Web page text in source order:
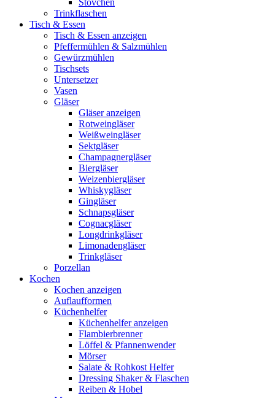
Trinkflaschen
Tisch & Essen
Tisch & Essen anzeigen
Pfeffermühlen & Salzmühlen
Gewürzmühlen
Tischsets
Untersetzer
Vasen
Gläser
Gläser anzeigen
Rotweingläser
Weißweingläser
Sektgläser
Champagnergläser
Biergläser
Weizenbiergläser
Whiskygläser
Gingläser
Schnapsgläser
Cognacgläser
Longdrinkgläser
Limonadengläser
Trinkgläser
Porzellan
Kochen
Kochen anzeigen
Auflaufformen
Küchenhelfer
Küchenhelfer anzeigen
Flambierbrenner
Löffel & Pfannenwender
Mörser
Salate & Rohkost Helfer
Dressing Shaker & Flaschen
Reiben & Hobel